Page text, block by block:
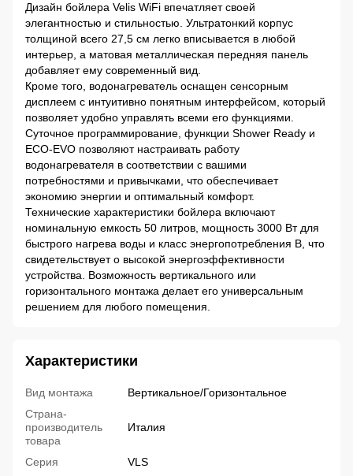
Дизайн бойлера Velis WiFi впечатляет своей
элегантностью и стильностью. Ультратонкий корпус
толщиной всего 27,5 см легко вписывается в любой
интерьер, а матовая металлическая передняя панель
добавляет ему современный вид.
Кроме того, водонагреватель оснащен сенсорным
дисплеем с интуитивно понятным интерфейсом, который
позволяет удобно управлять всеми его функциями.
Суточное программирование, функции Shower Ready и
ECO-EVO позволяют настраивать работу
водонагревателя в соответствии с вашими
потребностями и привычками, что обеспечивает
экономию энергии и оптимальный комфорт.
Технические характеристики бойлера включают
номинальную емкость 50 литров, мощность 3000 Вт для
быстрого нагрева воды и класс энергопотребления B, что
свидетельствует о высокой энергоэффективности
устройства. Возможность вертикального или
горизонтального монтажа делает его универсальным
решением для любого помещения.
Характеристики
Вид монтажа
Вертикальное/Горизонтальное
Страна-
производитель
товара
Италия
Серия
VLS